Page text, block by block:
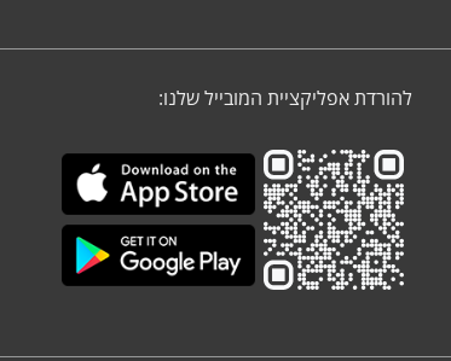
להורדת אפליקציית המובייל שלנו: